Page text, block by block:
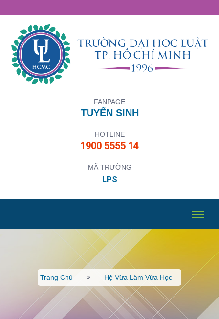
FANPAGE
TUYỂN SINH
HOTLINE
1900 5555 14
MÃ TRƯỜNG
LPS
Trang Chủ Hệ Vừa Làm Vừa Học